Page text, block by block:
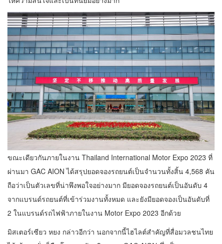
ขณะเดียวกันภายในงาน Thailand International Motor Expo 2023 ที่
ผ่านมา GAC AION ได้สรุปยอดจองรถยนต์เป็นจำนวนทั้งสิ้น 4,568 คัน
ถือว่าเป็นตัวเลขที่น่าพึงพอใจอย่างมาก มียอดจองรถยนต์เป็นอันดับ 4
จากแบรนด์รถยนต์ที่เข้าร่วมงานทั้งหมด และยังมียอดจองเป็นอันดับที่
2 ในแบรนด์รถไฟฟ้าภายในงาน Motor Expo 2023 อีกด้วย
มิสเตอร์เซียว หยง กล่าวอีกว่า นอกจากนี้ไฮไลต์สำคัญที่สื่อมวลชนไทย